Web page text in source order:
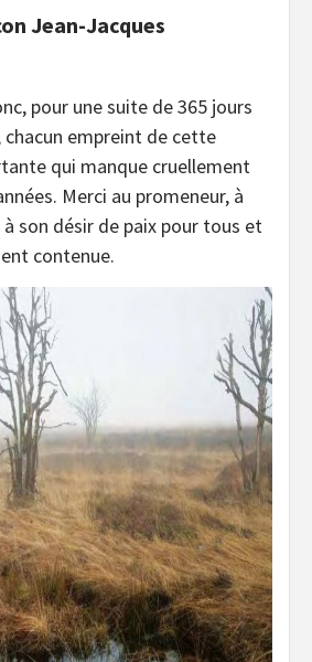
Jean-Jacques
pour une suite de 365 jours
chacun empreint de cette
qui manque cruellement
Merci au promeneur, à
son désir de paix pour tous et
contenue.